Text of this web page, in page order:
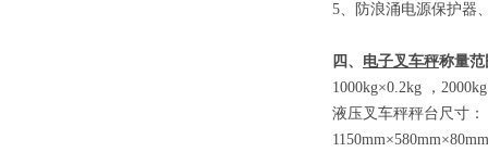
5、防浪涌电源保护器
四、 电子叉车秤称量范
1000kg×0.2kg
，
液压叉车秤秤台尺寸：
1150mm×580mm×80mm